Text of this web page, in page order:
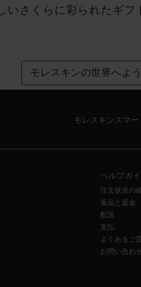
さくらに彩られたギフ
モレスキンの世界へよ
モレスキンスマー
ヘルプガ
注文状況の
返品と返金
配送
支払
よくあるご
お問い合わ